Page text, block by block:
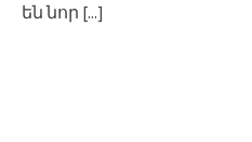
են նոր [...]